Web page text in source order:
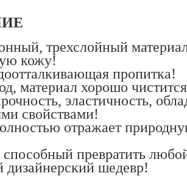
трехслойный
кожу!
пропитка!
материал хорошо
эластичность,
свойствами!
отражает
превратить
дизайнерский шедевр!